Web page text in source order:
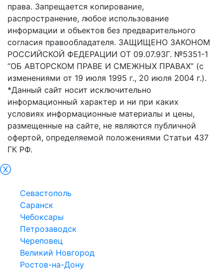
права. Запрещается копирование,
распространение, любое использование
информации и объектов без предварительного
согласия правообладателя. ЗАЩИЩЕНО ЗАКОНОМ
РОССИЙСКОЙ ФЕДЕРАЦИИ ОТ 09.07.93Г. №5351-1
“ОБ АВТОРСКОМ ПРАВЕ И СМЕЖНЫХ ПРАВАХ” (с
изменениями от 19 июля 1995 г., 20 июля 2004 г.).
*Данный сайт носит исключительно
информационный характер и ни при каких
условиях информационные материалы и цены,
размещенные на сайте, не являются публичной
офертой, определяемой положениями Статьи 437
ГК РФ.
Ⓧ
Севастополь
Саранск
Чебоксары
Петрозаводск
Череповец
Великий Новгород
Ростов-на-Дону